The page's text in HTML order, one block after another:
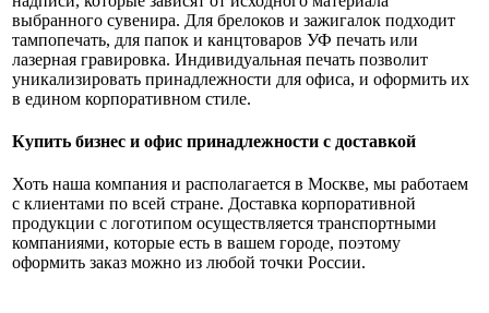
выбранного сувенира. Для брелоков и зажигалок подходит
тампопечать, для папок и канцтоваров УФ печать или
лазерная гравировка. Индивидуальная печать позволит
уникализировать принадлежности для офиса, и оформить их
в едином корпоративном стиле.
Купить бизнес и офис принадлежности с доставкой
Хоть наша компания и располагается в Москве, мы работаем
с клиентами по всей стране. Доставка корпоративной
продукции с логотипом осуществляется транспортными
компаниями, которые есть в вашем городе, поэтому
оформить заказ можно из любой точки России.